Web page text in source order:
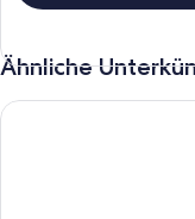
Ähnliche
Ferienwohnung